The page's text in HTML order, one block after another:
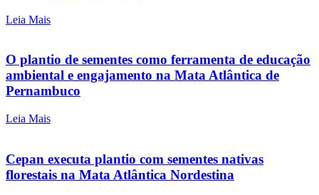
Leia Mais
O plantio de sementes como ferramenta de educação
ambiental e engajamento na Mata Atlântica de
Pernambuco
Leia Mais
Cepan executa plantio com sementes nativas
florestais na Mata Atlântica Nordestina